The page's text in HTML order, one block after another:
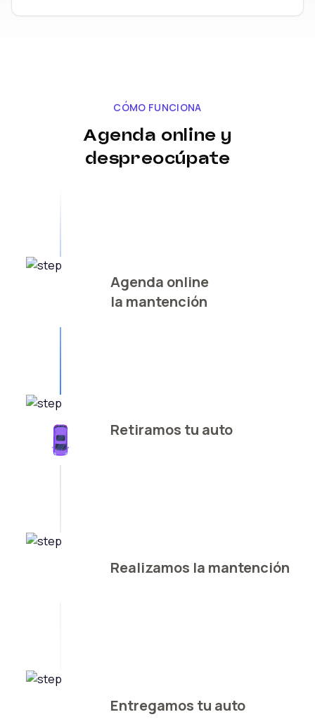
CÓMO FUNCIONA
Agenda online y
despreocúpate
Agenda online
la mantención
Retiramos tu auto
Realizamos la mantención
Entregamos tu auto